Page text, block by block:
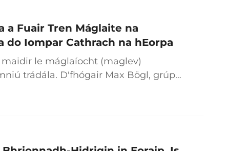
a Fuair Tren Máglaite na
do Iompar Cathrach na hEorpa
le máglaíocht (maglev)
trádála. D'fhógair Max Bögl, grúpa